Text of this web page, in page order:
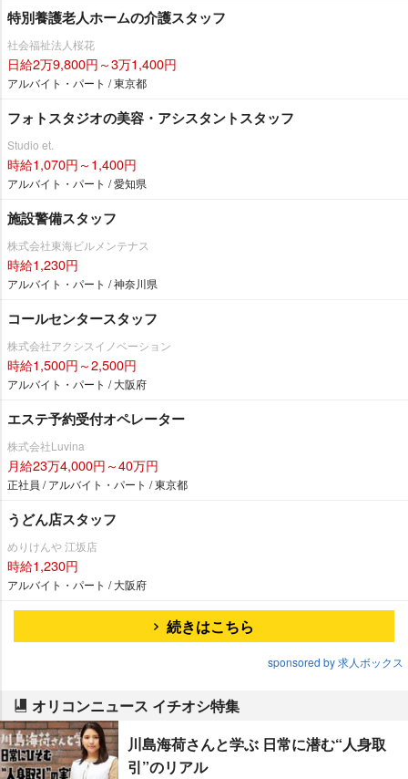
特別養護老人ホームの介護スタッフ
社会福祉法人桜花
日給2万9,800円～3万1,400円
アルバイト・パート / 東京都
フォトスタジオの美容・アシスタントスタッフ
Studio et.
時給1,070円～1,400円
アルバイト・パート / 愛知県
施設警備スタッフ
株式会社東海ビルメンテナス
時給1,230円
アルバイト・パート / 神奈川県
コールセンタースタッフ
株式会社アクシスイノベーション
時給1,500円～2,500円
アルバイト・パート / 大阪府
エステ予約受付オペレーター
株式会社Luvina
月給23万4,000円～40万円
正社員 / アルバイト・パート / 東京都
うどん店スタッフ
めりけんや 江坂店
時給1,230円
アルバイト・パート / 大阪府
続きはこちら
sponsored by 求人ボックス
オリコンニュース イチオシ特集
川島海荷さんと学ぶ 日常に潜む“人身取
引”のリアル